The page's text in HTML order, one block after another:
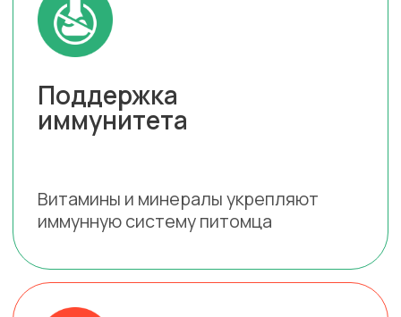
Гипоаллергенные
ингредиенты
Подходит для питомцев с
чувствительным пищеварением